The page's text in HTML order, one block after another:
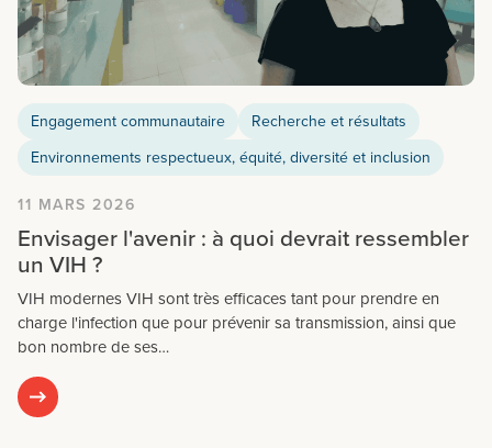
Engagement communautaire
Recherche et résultats
Environnements respectueux, équité, diversité et inclusion
11 MARS 2026
Envisager l'avenir : à quoi devrait ressembler
un VIH ?
VIH modernes VIH sont très efficaces tant pour prendre en
charge l'infection que pour prévenir sa transmission, ainsi que
bon nombre de ses…